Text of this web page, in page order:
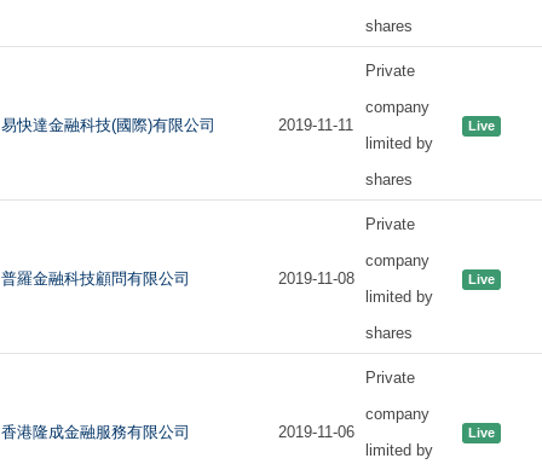
shares
易快達金融科技(國際)有限公司 2019-11-11
Private
company
limited by
shares
Live
普羅金融科技顧問有限公司 2019-11-08
Private
company
limited by
shares
Live
香港隆成金融服務有限公司 2019-11-06
Private
company
limited by
Live